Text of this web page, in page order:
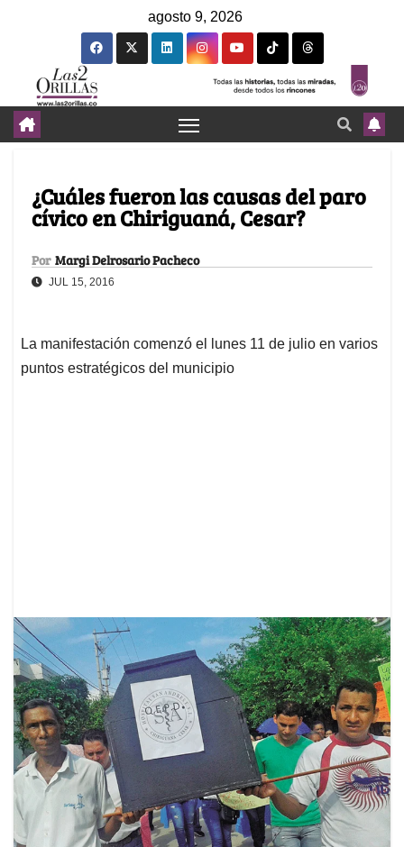
agosto 9, 2026
¿Cuáles fueron las causas del paro
cívico en Chiriguaná, Cesar?
Por Margi Delrosario Pacheco
JUL 15, 2016
La manifestación comenzó el lunes 11 de julio en varios
puntos estratégicos del municipio